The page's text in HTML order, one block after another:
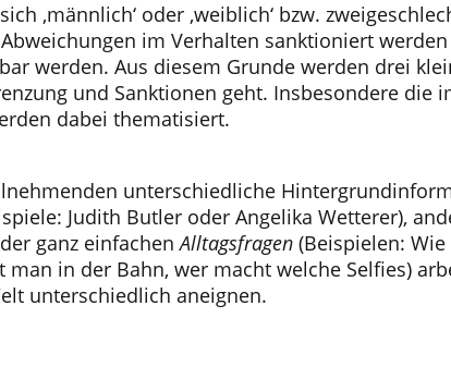
‚männlich‘ oder ‚weiblich‘ bzw.
im Verhalten sanktioniert werden
werden. Aus diesem Grunde werden drei
und Sanktionen geht. Insbesondere
dabei thematisiert.
unterschiedliche
Judith Butler oder Angelika Wetterer),
ganz einfachenAlltagsfragen(Beispielen: Wie
in der Bahn, wer macht welche Selfies)
unterschiedlich aneignen.